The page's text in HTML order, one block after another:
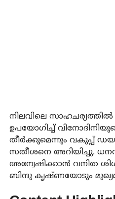
നിലവിലെ
ഉപയോഗിച്ച്
തീര്‍ക്കുമെന്നും വകുപ്പ്
സതീശനെ അറിയിച്ചു.
അന്വേഷിക്കാന്‍ വനിത
ബിന്ദു കൃഷ്ണയോടും